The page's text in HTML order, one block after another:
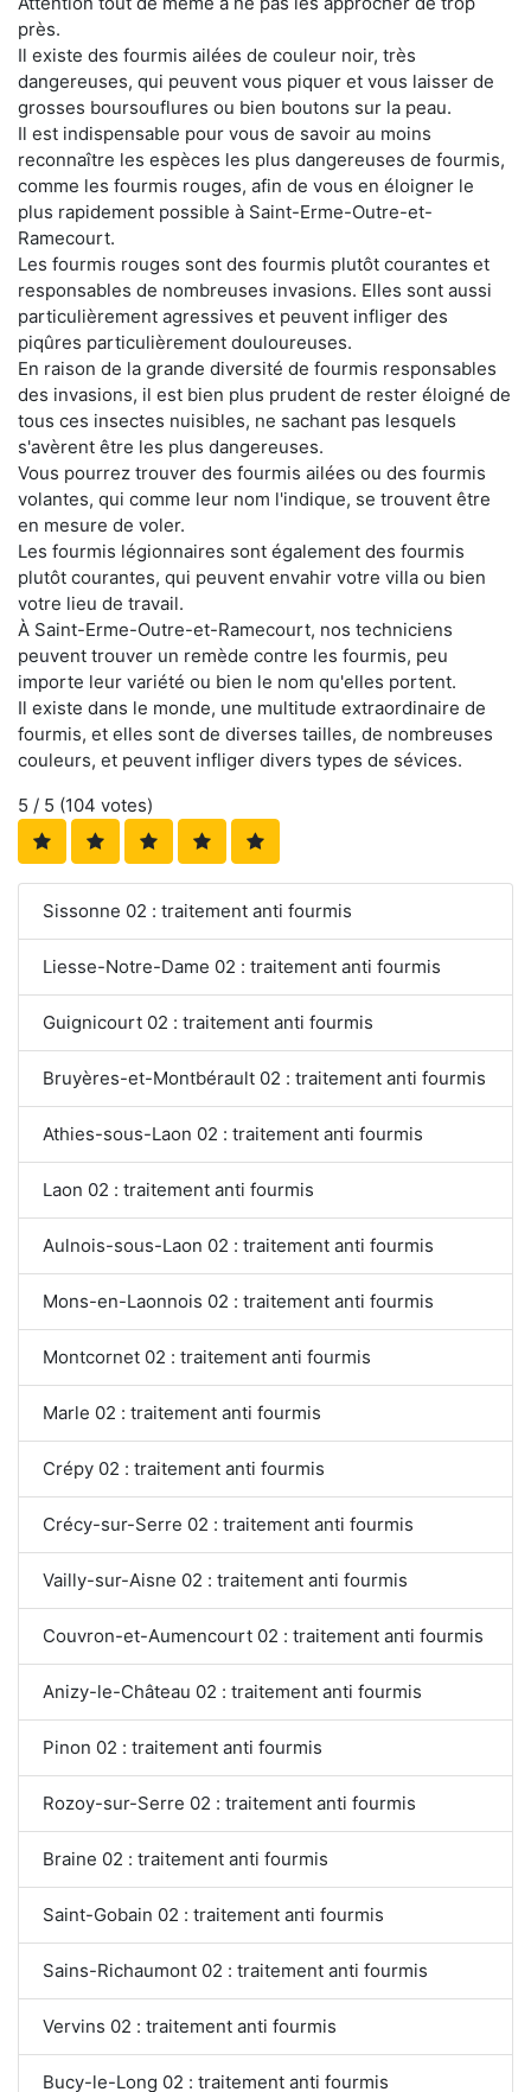
près.
Il existe des fourmis ailées de couleur noir, très
dangereuses, qui peuvent vous piquer et vous laisser de
grosses boursouflures ou bien boutons sur la peau.
Il est indispensable pour vous de savoir au moins
reconnaître les espèces les plus dangereuses de fourmis,
comme les fourmis rouges, afin de vous en éloigner le
plus rapidement possible à Saint-Erme-Outre-et-
Ramecourt.
Les fourmis rouges sont des fourmis plutôt courantes et
responsables de nombreuses invasions. Elles sont aussi
particulièrement agressives et peuvent infliger des
piqûres particulièrement douloureuses.
En raison de la grande diversité de fourmis responsables
des invasions, il est bien plus prudent de rester éloigné de
tous ces insectes nuisibles, ne sachant pas lesquels
s'avèrent être les plus dangereuses.
Vous pourrez trouver des fourmis ailées ou des fourmis
volantes, qui comme leur nom l'indique, se trouvent être
en mesure de voler.
Les fourmis légionnaires sont également des fourmis
plutôt courantes, qui peuvent envahir votre villa ou bien
votre lieu de travail.
À Saint-Erme-Outre-et-Ramecourt, nos techniciens
peuvent trouver un remède contre les fourmis, peu
importe leur variété ou bien le nom qu'elles portent.
Il existe dans le monde, une multitude extraordinaire de
fourmis, et elles sont de diverses tailles, de nombreuses
couleurs, et peuvent infliger divers types de sévices.
5 / 5 (104 votes)
Sissonne 02 : traitement anti fourmis
Liesse-Notre-Dame 02 : traitement anti fourmis
Guignicourt 02 : traitement anti fourmis
Bruyères-et-Montbérault 02 : traitement anti fourmis
Athies-sous-Laon 02 : traitement anti fourmis
Laon 02 : traitement anti fourmis
Aulnois-sous-Laon 02 : traitement anti fourmis
Mons-en-Laonnois 02 : traitement anti fourmis
Montcornet 02 : traitement anti fourmis
Marle 02 : traitement anti fourmis
Crépy 02 : traitement anti fourmis
Crécy-sur-Serre 02 : traitement anti fourmis
Vailly-sur-Aisne 02 : traitement anti fourmis
Couvron-et-Aumencourt 02 : traitement anti fourmis
Anizy-le-Château 02 : traitement anti fourmis
Pinon 02 : traitement anti fourmis
Rozoy-sur-Serre 02 : traitement anti fourmis
Braine 02 : traitement anti fourmis
Saint-Gobain 02 : traitement anti fourmis
Sains-Richaumont 02 : traitement anti fourmis
Vervins 02 : traitement anti fourmis
Bucy-le-Long 02 : traitement anti fourmis